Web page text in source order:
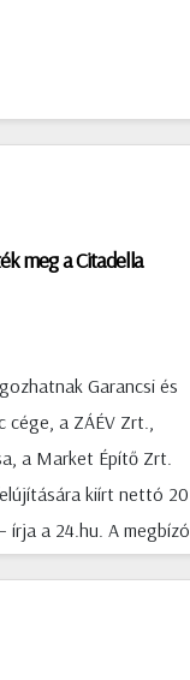
meg a Citadella
Garancsi és
cége, a ZÁÉV Zrt.,
a Market Építő Zrt.
kiírt nettó 20
írja a 24.hu. A megbízó
nemzetgazdasági